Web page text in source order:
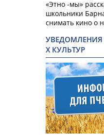
«Этно -мы»
школьники
снимать кино о
УВЕДОМЛЕНИЯ
Х КУЛЬТУР